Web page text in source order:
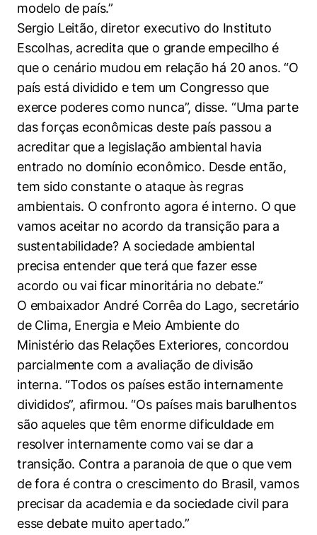
modelo de país.”
Sergio Leitão, diretor executivo do Instituto
Escolhas, acredita que o grande empecilho é
que o cenário mudou em relação há 20 anos. “O
país está dividido e tem um Congresso que
exerce poderes como nunca”, disse. “Uma parte
das forças econômicas deste país passou a
acreditar que a legislação ambiental havia
entrado no domínio econômico. Desde então,
tem sido constante o ataque às regras
ambientais. O confronto agora é interno. O que
vamos aceitar no acordo da transição para a
sustentabilidade? A sociedade ambiental
precisa entender que terá que fazer esse
acordo ou vai ficar minoritária no debate.”
O embaixador André Corrêa do Lago, secretário
de Clima, Energia e Meio Ambiente do
Ministério das Relações Exteriores, concordou
parcialmente com a avaliação de divisão
interna. “Todos os países estão internamente
divididos”, afirmou. “Os países mais barulhentos
são aqueles que têm enorme dificuldade em
resolver internamente como vai se dar a
transição. Contra a paranoia de que o que vem
de fora é contra o crescimento do Brasil, vamos
precisar da academia e da sociedade civil para
esse debate muito apertado.”
Cookies estritamente necessários